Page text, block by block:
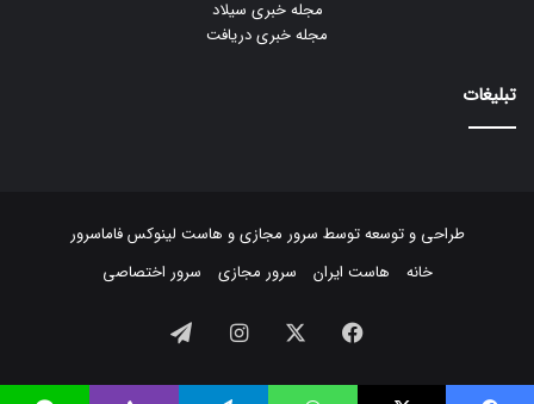
مجله خبری سیلاد
مجله خبری دریافت
تبلیغات
طراحی و توسعه توسط سرور مجازیو هاست لینوکسفاماسرور
خانه
هاست ایران سرور مجازی سرور اختصاصی
فیسبوک ایکس اینستاگرام